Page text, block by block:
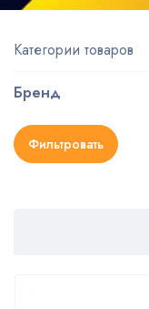
Категории товаров
Бренд
Фильтровать